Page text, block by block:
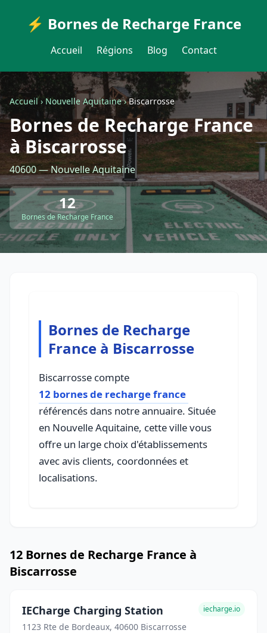
⚡ Bornes de Recharge France
Accueil Régions Blog Contact
Accueil›Nouvelle Aquitaine›Biscarrosse
Bornes de Recharge France
à Biscarrosse
40600 — Nouvelle Aquitaine
12
Bornes de Recharge France
Bornes de Recharge
France à Biscarrosse
Biscarrosse compte
12 bornes de recharge france
référencés dans notre annuaire. Située
en Nouvelle Aquitaine, cette ville vous
offre un large choix d'établissements
avec avis clients, coordonnées et
localisations.
12 Bornes de Recharge France à
Biscarrosse
IECharge Charging Station
1123 Rte de Bordeaux, 40600 Biscarrosse
iecharge.io